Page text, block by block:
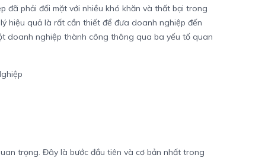
phải đối mặt với nhiều khó khăn và thất bại trong
hiệu quả là rất cần thiết để đưa doanh nghiệp đến
doanh nghiệp thành công thông qua ba yếu tố quan
trọng. Đây là bước đầu tiên và cơ bản nhất trong